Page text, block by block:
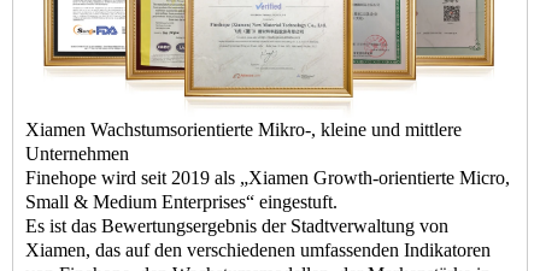
Xiamen Wachstumsorientierte Mikro-, kleine und mittlere
Unternehmen
Finehope wird seit 2019 als „Xiamen Growth-orientierte Micro,
Small & Medium Enterprises“ eingestuft.
Es ist das Bewertungsergebnis der Stadtverwaltung von
Xiamen, das auf den verschiedenen umfassenden Indikatoren